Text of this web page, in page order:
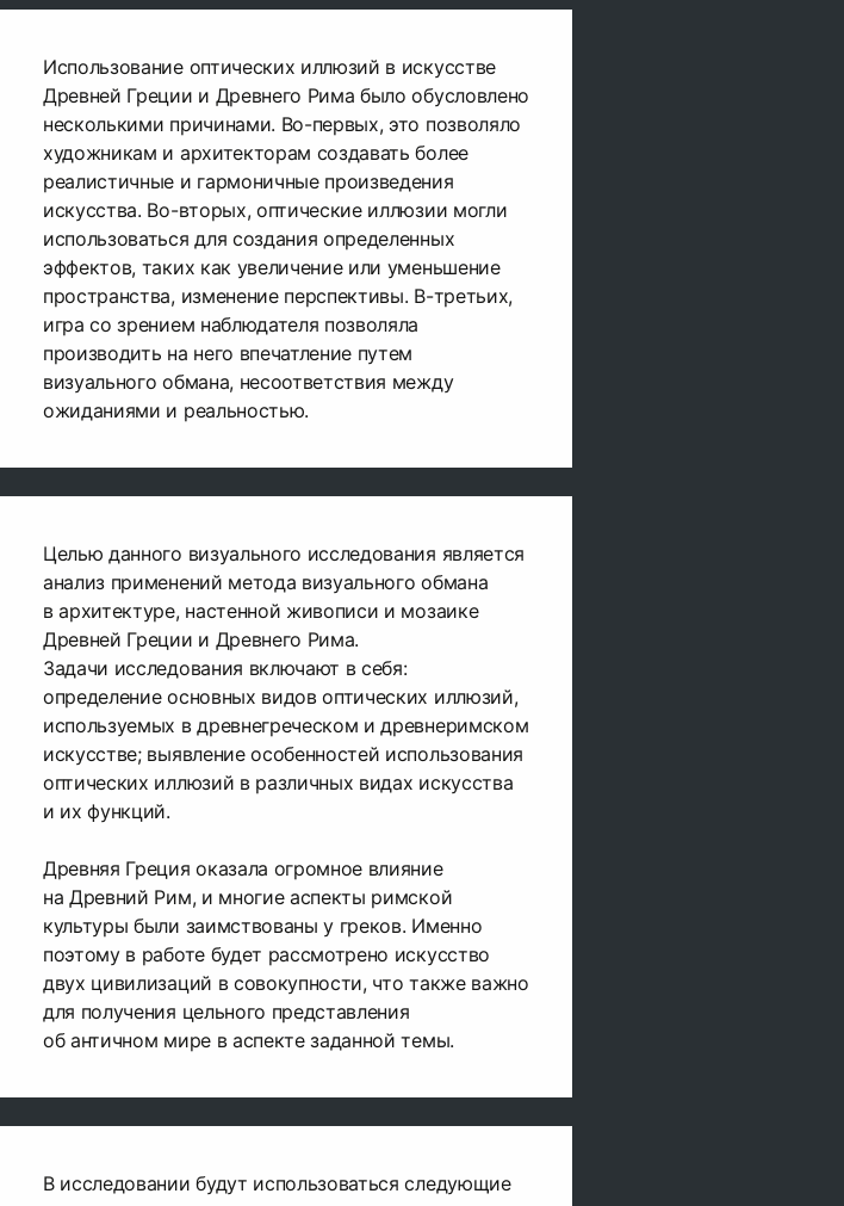
Использование оптических иллюзий в искусстве
Древней Греции и Древнего Рима было обусловлено
несколькими причинами. Во-первых, это позволяло
художникам и архитекторам создавать более
реалистичные и гармоничные произведения
искусства. Во-вторых, оптические иллюзии могли
использоваться для создания определенных
эффектов, таких как увеличение или уменьшение
пространства, изменение перспективы. В-третьих,
игра со зрением наблюдателя позволяла
производить на него впечатление путем
визуального обмана, несоответствия между
ожиданиями и реальностью.
Целью данного визуального исследования является
анализ применений метода визуального обмана
в архитектуре, настенной живописи и мозаике
Древней Греции и Древнего Рима.
Задачи исследования включают в себя:
определение основных видов оптических иллюзий,
используемых в древнегреческом и древнеримском
искусстве; выявление особенностей использования
оптических иллюзий в различных видах искусства
и их функций.
Древняя Греция оказала огромное влияние
на Древний Рим, и многие аспекты римской
культуры были заимствованы у греков. Именно
поэтому в работе будет рассмотрено искусство
двух цивилизаций в совокупности, что также важно
для получения цельного представления
об античном мире в аспекте заданной темы.
В исследовании будут использоваться следующие